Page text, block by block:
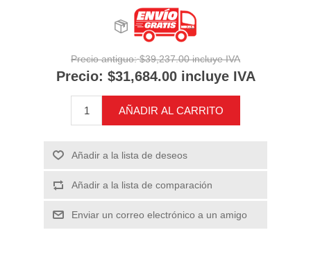
Precio antiguo: $39,237.00 incluye IVA
Precio: $31,684.00 incluye IVA
AÑADIR AL CARRITO
Añadir a la lista de deseos
Añadir a la lista de comparación
Enviar un correo electrónico a un amigo